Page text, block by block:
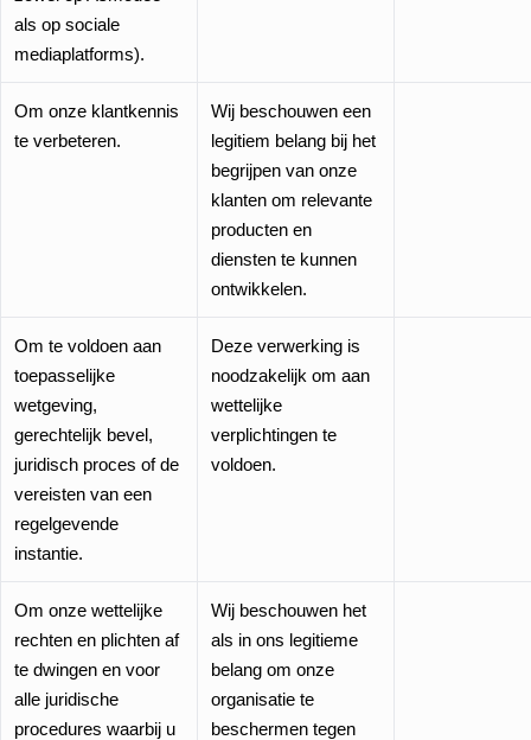
als op sociale
mediaplatforms).
Om onze klantkennis
te verbeteren.
Wij beschouwen een
legitiem belang bij het
begrijpen van onze
klanten om relevante
producten en
diensten te kunnen
ontwikkelen.
Om te voldoen aan
toepasselijke
wetgeving,
gerechtelijk bevel,
juridisch proces of de
vereisten van een
regelgevende
instantie.
Deze verwerking is
noodzakelijk om aan
wettelijke
verplichtingen te
voldoen.
Om onze wettelijke
rechten en plichten af
te dwingen en voor
alle juridische
procedures waarbij u
Wij beschouwen het
als in ons legitieme
belang om onze
organisatie te
beschermen tegen